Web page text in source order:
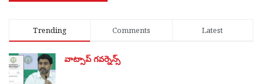
Trending Comments Latest
వాట్సాప్ గవర్నెన్స్